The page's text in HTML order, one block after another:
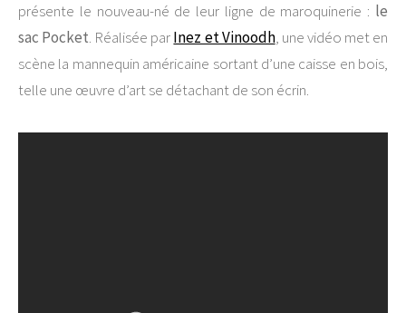
présente le nouveau-né de leur ligne de maroquinerie : le
sac Pocket. Réalisée parInez et Vinoodh, une vidéo met en
scène la mannequin américaine sortant d’une caisse en bois,
telle une œuvre d’art se détachant de son écrin.